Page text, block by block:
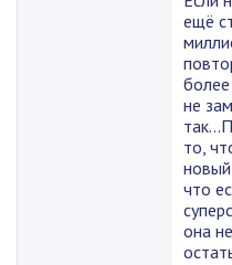
ещё
не
то,
что
она